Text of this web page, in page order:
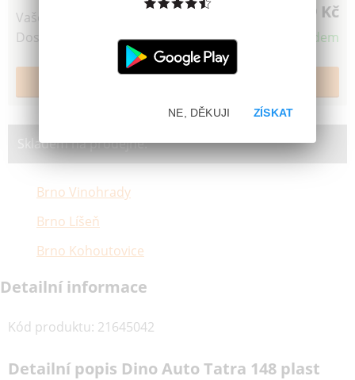
Vaše cena 749 Kč
Dostupnost Skladem
Skladem na prodejně:
Brno Vinohrady
Brno Líšeň
Brno Kohoutovice
Detailní informace
Kód produktu: 21645042
Detailní popis Dino Auto Tatra 148 plast
ZÍSKAT
NE, DĚKUJI